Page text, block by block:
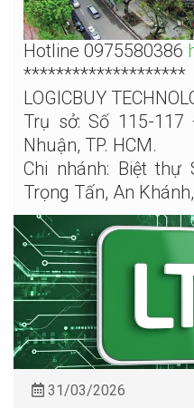
Hotline 0975580386
********************
LOGICBUY
Trụ sở: Số 115-117
Nhuận, TP. HCM.
Chi nhánh: Biệt
Trọng Tấn, An
31/03/2026